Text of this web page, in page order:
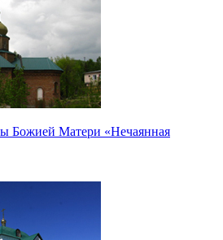
Божией Матери «Нечаянная